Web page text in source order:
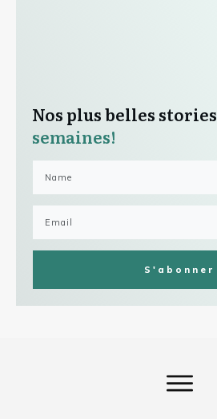
Nos plus belles stories
semaines!
S'abonner